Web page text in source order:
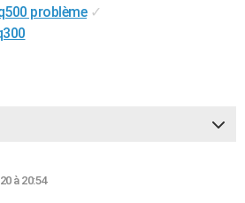
problème ✓
à 20:54